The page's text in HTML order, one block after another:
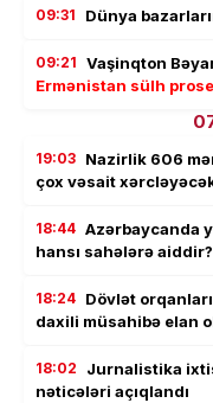
09:31 Dünya
09:21 Vaşinqton
Ermənistan sülh
19:03 Nazirlik 606
çox vəsait
18:44 Azərbaycanda
hansı sahələrə aiddir?
18:24 Dövlət
daxili müsahibə elan
18:02
Jurnalistika
nəticələri açıqlandı